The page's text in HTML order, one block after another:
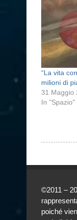
“La vita
milioni di
31 Maggio
In "Spazio"
©2011 –
poiché